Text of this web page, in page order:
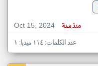
Oct 15, 2024
منذ سنة
عدد الكلمات: ١١٤ ميديا: ١